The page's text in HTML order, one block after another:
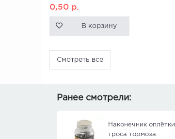
0,50 р.
В корзину
Смотреть все
Ранее смотрели:
Наконечник оплётки
троса тормоза